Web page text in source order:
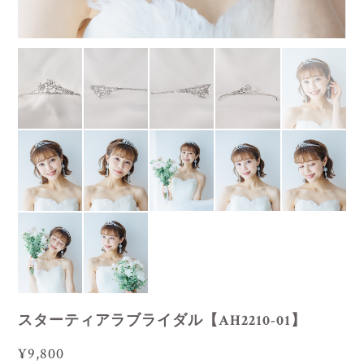
スターティアラブライダル【AH2210-01】
¥9,800